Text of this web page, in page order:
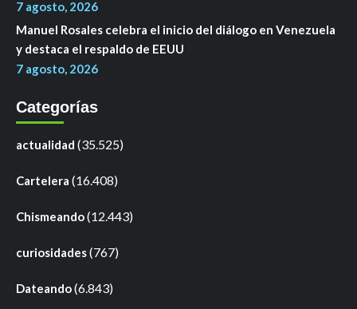
7 agosto, 2026
Manuel Rosales celebra el inicio del diálogo en Venezuela
y destaca el respaldo de EEUU
7 agosto, 2026
Categorías
actualidad (35.525)
Cartelera (16.408)
Chismeando(12.443)
curiosidades(767)
Dateando(6.843)